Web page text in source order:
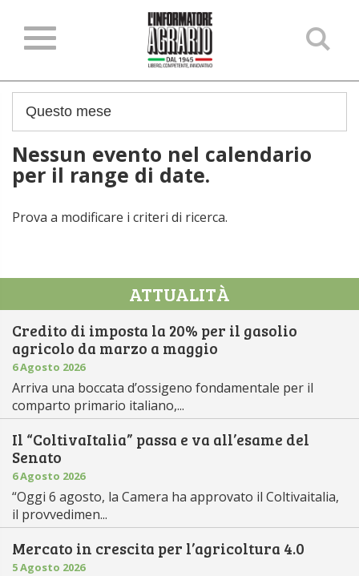
Nessun evento nel calendario
per il range di date.
Prova a modificare i criteri di ricerca.
ATTUALITÀ
Credito di imposta la 20% per il gasolio
agricolo da marzo a maggio
6 Agosto 2026
Arriva una boccata d’ossigeno fondamentale per il
comparto primario italiano,...
Il “ColtivaItalia” passa e va all’esame del
Senato
6 Agosto 2026
“Oggi 6 agosto, la Camera ha approvato il Coltivaitalia,
il provvedimen...
Mercato in crescita per l’agricoltura 4.0
5 Agosto 2026